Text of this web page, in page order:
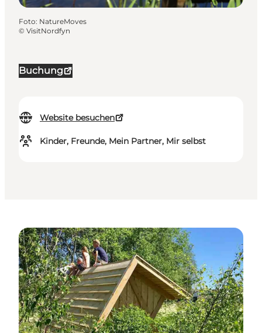
Buchung
Website besuchen
Kinder, Freunde, Mein Partner, Mir selbst
Foto: NatureMoves
© VisitNordfyn